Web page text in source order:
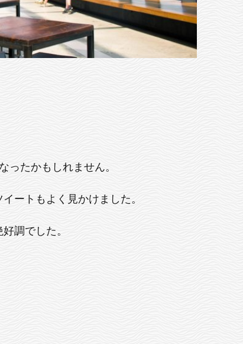
ったかもしれません。
ートもよく見かけました。
調でした。